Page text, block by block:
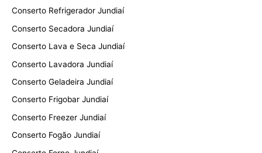
Conserto Refrigerador Jundiaí
Conserto Secadora Jundiaí
Conserto Lava e Seca Jundiaí
Conserto Lavadora Jundiaí
Conserto Geladeira Jundiaí
Conserto Frigobar Jundiaí
Conserto Freezer Jundiaí
Conserto Fogão Jundiaí